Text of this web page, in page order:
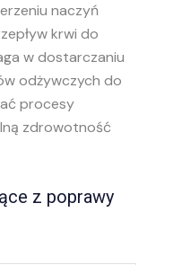
naczyń
krwi do
w dostarczaniu
odżywczych do
procesy
zdrowotność
z poprawy